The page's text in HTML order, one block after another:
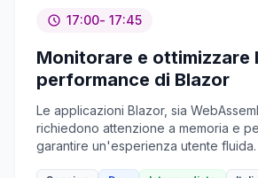
17:00- 17:45
Monitorare e ottimizzare
performance di Blazor
Le applicazioni Blazor, sia
richiedono attenzione a memoria e
garantire un'esperienza utente fluida.